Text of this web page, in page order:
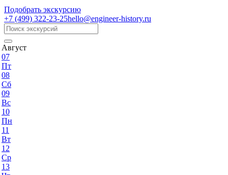
Подобрать экскурсию
+7 (499) 322-23-25hello@engineer-history.ru
Август
07
Пт
08
Сб
09
Вс
10
Пн
11
Вт
12
Ср
13